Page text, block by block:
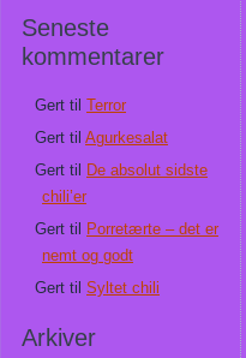
Seneste
kommentarer
Gert til Terror
Gert til Agurkesalat
Gert til
De absolut sidste
chili’er
Gert til
Porretærte – det er
nemt og godt
Gert til Syltet chili
Arkiver